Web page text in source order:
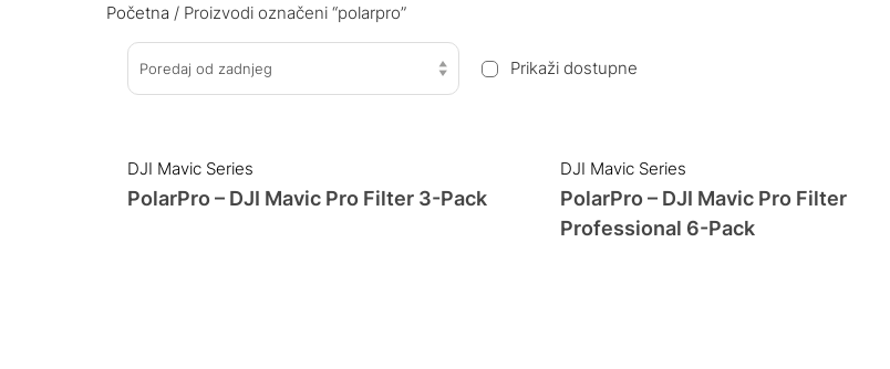
Početna / Proizvodi označeni “polarpro”
Poredaj od zadnjeg Prikaži dostupne
DJI Mavic Series
PolarPro – DJI Mavic Pro Filter 3-Pack
DJI Mavic Series
PolarPro – DJI Mavic Pro Filter
Professional 6-Pack